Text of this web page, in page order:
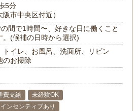
5分
阪市中央区付近）
間で1時間〜、好きな日に働くこと
。(候補の日時から選択)
トイレ、お風呂、洗面所、リビン
のお掃除
費支給
未経験OK
インセンティブあり